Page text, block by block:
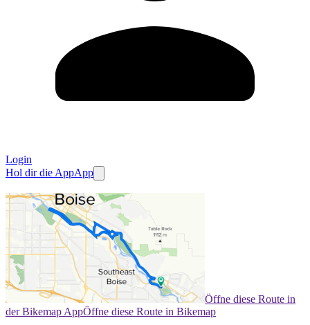
Login
Hol dir die AppApp
Öffne diese Route in
der Bikemap AppÖffne diese Route in Bikemap